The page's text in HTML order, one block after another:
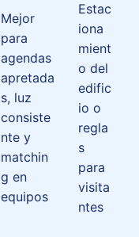
Mejor
para
agendas
apretada
s, luz
consiste
nte y
matchin
g en
equipos
Estac
iona
mient
o del
edific
io o
regla
s
para
visita
ntes